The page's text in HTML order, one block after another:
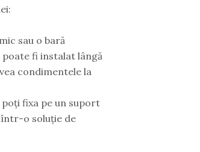
sau o bară
fi instalat lângă
condimentele la
poți fixa pe un suport
o soluție de